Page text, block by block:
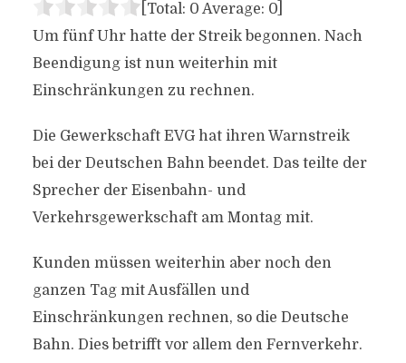
[Total: 0 Average: 0]
Um fünf Uhr hatte der Streik begonnen. Nach
Beendigung ist nun weiterhin mit
Einschränkungen zu rechnen.
Die Gewerkschaft EVG hat ihren Warnstreik
bei der Deutschen Bahn beendet. Das teilte der
Sprecher der Eisenbahn- und
Verkehrsgewerkschaft am Montag mit.
Kunden müssen weiterhin aber noch den
ganzen Tag mit Ausfällen und
Einschränkungen rechnen, so die Deutsche
Bahn. Dies betrifft vor allem den Fernverkehr.